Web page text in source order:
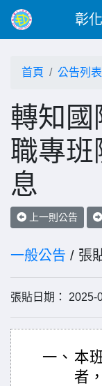
彰
首頁 公告列表
轉知國
職專班
息
上一則公告
一般公告 / 張
張貼日期：
一、 本
者